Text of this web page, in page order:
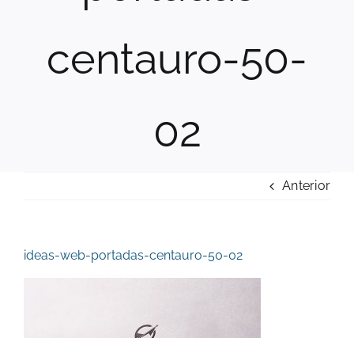
centauro-50-
02
Anterior
ideas-web-portadas-centauro-50-02